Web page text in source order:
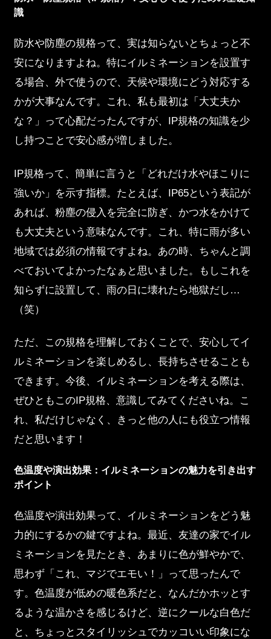
識
防水や防塵の規格って、実は知らないとちょっと不
安になりますよね。特にイルミネーションを設置す
る場合、外で使うので、天候や環境にどう対応する
かが大事なんです。これ、私も最初は「大丈夫か
な？」って心配だったんですが、IP規格の知識を少
し持つことで安心感が増しました。
IP規格って、簡単に言うと「どれだけ水やほこりに
強いか」を示す指標。たとえば、IP65という表記が
あれば、粉塵の侵入を完全に防ぎ、かつ水をかけて
も大丈夫という意味なんです。これ、特に雨が多い
地域では必須の情報ですよね。あの時、ちゃんと調
べておいてよかったなぁと思いました。もしこれを
知らずに設置して、雨の日に壊れたら地獄だし…
（笑）
ただ、この規格を理解しておくことで、安心してイ
ルミネーションを楽しめるし、長持ちさせることも
できます。今後、イルミネーションを考える際は、
ぜひともこのIP規格、意識してみてくださいね。こ
れ、私だけじゃなく、きっと他の人にも役立つ情報
だと思います！
色温度や演出効果：イルミネーションの魅力を引き出す
ポイント
色温度や演出効果って、イルミネーションをどう魅
力的にするかの鍵ですよね。最近、友達の家でイル
ミネーションを見たとき、あまりに色が鮮やかで、
思わず「これ、マジでエモい！」って思ったんで
す。色温度が低めの暖色系だと、なんだかホッとす
るような温かさを感じるけど、逆にクールな白色だ
と、ちょっとスタイリッシュでカッコいい印象にな